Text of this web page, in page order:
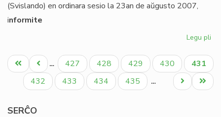
(Svislando) en ordinara sesio la 23an de aŭgusto 2007,
informite
Legu pli
pri
Pagination
Unua
paĝo
Antaŭa
paĝo
… Paĝo
427 Paĝo
428 Paĝo
429 Paĝo
430
Aktuala
paĝo
431
Paĝo
432 Paĝo
433 Paĝo
434 Paĝo
435 …
Last
page
Next
page
SERĈO